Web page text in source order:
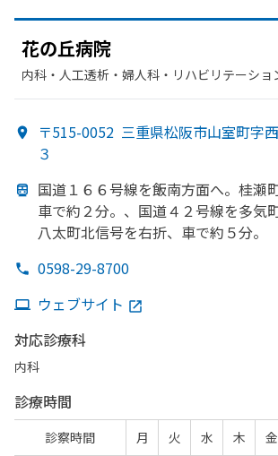
花の丘病院
内科・​人工透析・​婦人科・​リハビリテーショ
〒515-0052 三重県松阪市山室町字
３
国道１６６号線を飯南方面へ。 桂瀬
車で約２分。、 国道４２号線を多気
八太町北信号を右折、 車で約５分。
0598-29-8700
ウェブサイト
対応診療科
内科
診療時間
診察時間 月 火 水 木 金